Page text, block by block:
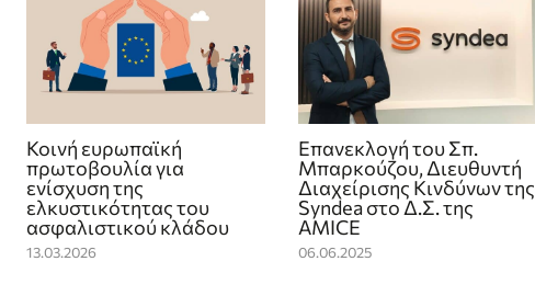
Κοινή ευρωπαϊκή
πρωτοβουλία για
ενίσχυση της
ελκυστικότητας του
ασφαλιστικού κλάδου
13.03.2026
Επανεκλογή του Σπ.
Μπαρκούζου, Διευθυντή
Διαχείρισης Κινδύνων της
Syndea στο Δ.Σ. της
AMICE
06.06.2025